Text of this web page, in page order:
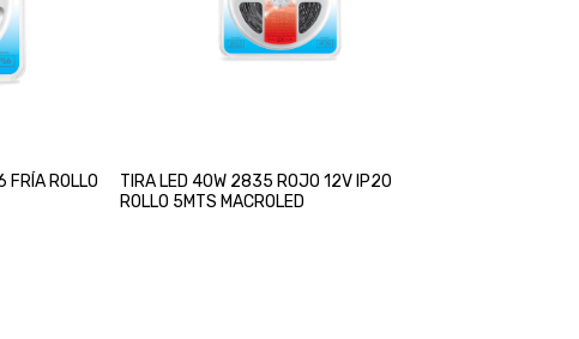
ROLLO
TIRA LED 40W 2835 ROJO 12V IP20
ROLLO 5MTS MACROLED